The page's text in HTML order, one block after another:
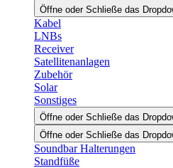
Öffne oder Schließe das
Kabel
LNBs
Receiver
Satellitenanlagen
Zubehör
Solar
Sonstiges
Öffne oder Schließe das
Öffne oder Schließe das
Soundbar Halterungen
Standfüße